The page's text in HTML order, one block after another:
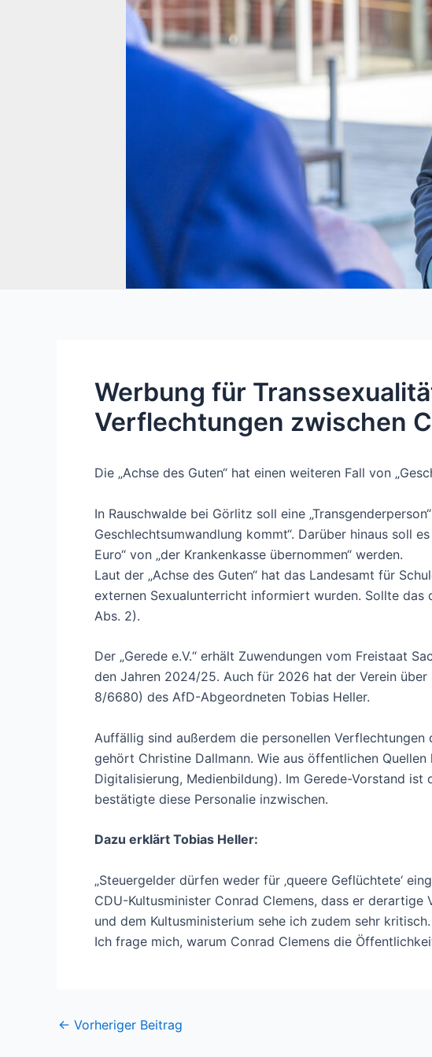
Werbung für
Verflechtungen zwischen
Die „Achse des Guten“ hat einen weiteren Fall von
In Rauschwalde bei Görlitz soll eine
Geschlechtsumwandlung kommt“. Darüber hinaus soll
Euro“ von „der Krankenkasse übernommen“ werden.
Laut der „Achse des Guten“ hat das Landesamt für
externen Sexualunterricht informiert wurden. Sollte
Abs. 2).
Der „Gerede e.V.“ erhält Zuwendungen vom Freistaat
den Jahren 2024/25. Auch für 2026 hat der Verein
8/6680) des AfD-Abgeordneten Tobias Heller.
Auffällig sind außerdem die personellen Verflechtungen
gehört Christine Dallmann. Wie aus öffentlichen
Digitalisierung, Medienbildung). Im Gerede-Vorstand
bestätigte diese Personalie inzwischen.
Dazu erklärt Tobias Heller:
„Steuergelder dürfen weder für ‚queere Geflüchtete‘
CDU-Kultusminister Conrad Clemens, dass er
und dem Kultusministerium sehe ich zudem sehr kritisch.
Ich frage mich, warum Conrad Clemens die
Post
← Vorheriger Beitrag